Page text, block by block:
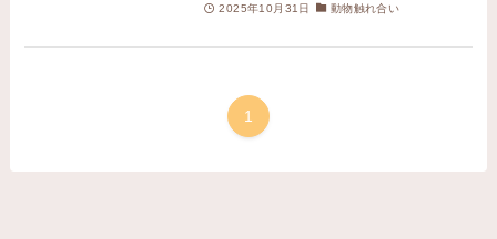
2025年10月31日 動物触れ合い
1